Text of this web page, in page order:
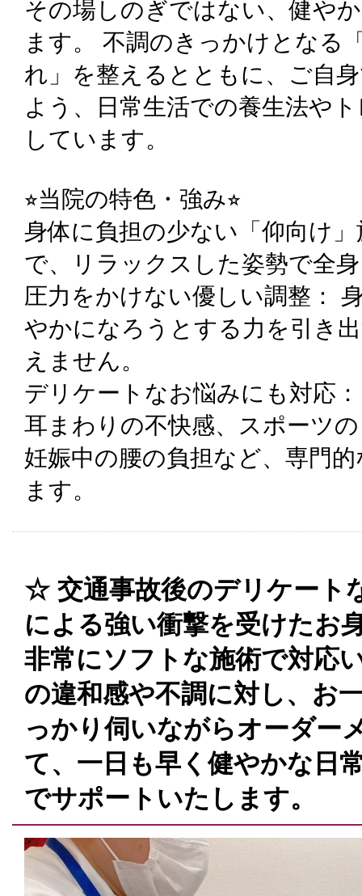
その場しのぎではない、健や
ます。 不調のきっかけとなる
れ」を整えるとともに、ご自
よう、日常生活での養生法や
しています。
⭐︎当院の特色・強み⭐︎
身体に負担の少ない「仰向け
で、リラックスした姿勢で全
圧力をかけない優しい調整：
やかになろうとする力を引き
えません。
デリケートなお悩みにも対応
耳まわりの不快感、スポーツ
妊娠中の腰の負担など、専門
ます。
☆ 交通事故後のデリケート
による強い衝撃を受けたお
非常にソフトな施術で対応
の違和感や不調に対し、お
っかり伺いながらオーダー
て、一日も早く健やかな日
でサポートいたします。